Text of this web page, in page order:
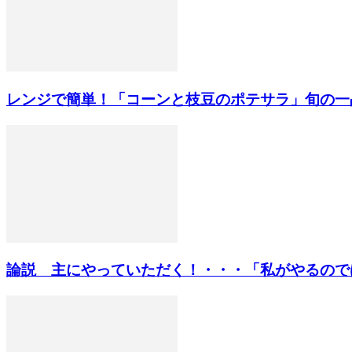
レンジで簡単！「コーンと枝豆のポテサラ」旬の
論説 主にやっていただく！・・・「私がやるので